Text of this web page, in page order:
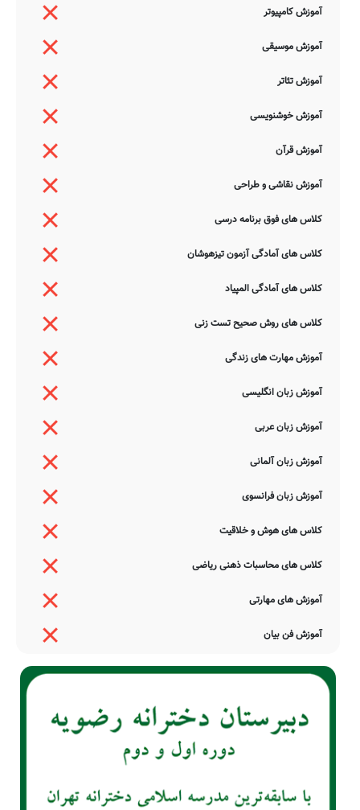
آموزش کامپیوتر
آموزش موسیقی
آموزش تئاتر
آموزش خوشنویسی
آموزش قرآن
آموزش نقاشی و طراحی
کلاس های فوق برنامه درسی
کلاس های آمادگی آزمون تیزهوشان
کلاس های آمادگی المپیاد
کلاس های روش صحیح تست زنی
آموزش مهارت های زندگی
آموزش زبان انگلیسی
آموزش زبان عربی
آموزش زبان آلمانی
آموزش زبان فرانسوی
کلاس های هوش و خلاقیت
کلاس های محاسبات ذهنی ریاضی
آموزش های مهارتی
آموزش فن بیان